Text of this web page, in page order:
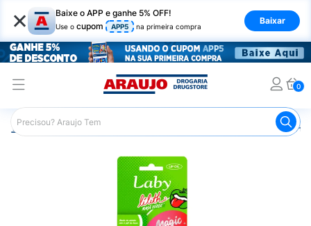
× Baixe o APP e ganhe 5% OFF!
Use o cupom APP5 na primeira compra
Baixar
0
Araujo Beleza e Cuidados Cuidados com o Rosto